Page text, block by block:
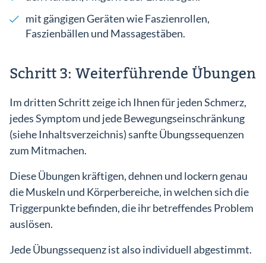
mit gängigen Geräten wie Faszienrollen,
Faszienbällen und Massagestäben.
Schritt 3: Weiterführende Übungen
Im dritten Schritt zeige ich Ihnen für jeden Schmerz,
jedes Symptom und jede Bewegungseinschränkung
(siehe Inhaltsverzeichnis) sanfte Übungssequenzen
zum Mitmachen.
Diese Übungen kräftigen, dehnen und lockern genau
die Muskeln und Körperbereiche, in welchen sich die
Triggerpunkte befinden, die ihr betreffendes Problem
auslösen.
Jede Übungssequenz ist also individuell abgestimmt.